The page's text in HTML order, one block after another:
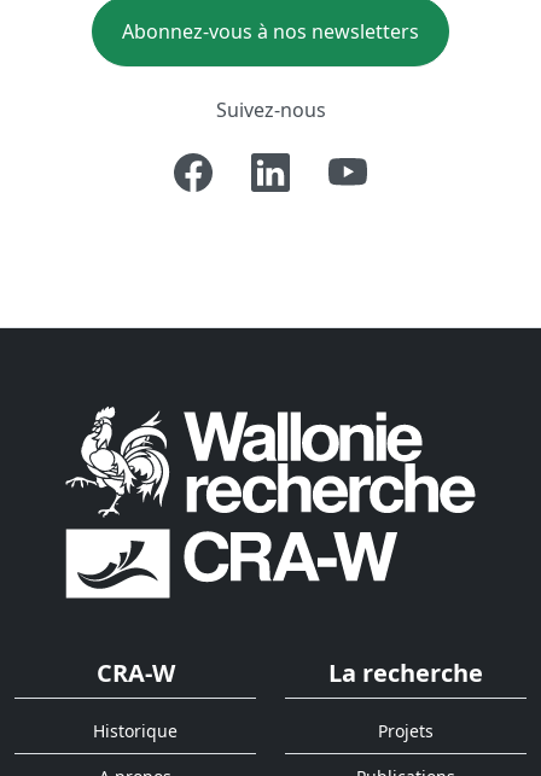
Abonnez-vous à nos newsletters
Suivez-nous
CRA-W
Historique
La recherche
Projets